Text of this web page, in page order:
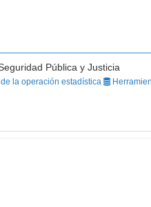
Pública y Justicia
la operación estadística